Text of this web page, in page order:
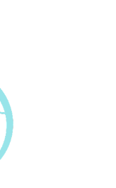
Erwartete Lieferung
Erwartete Lieferung